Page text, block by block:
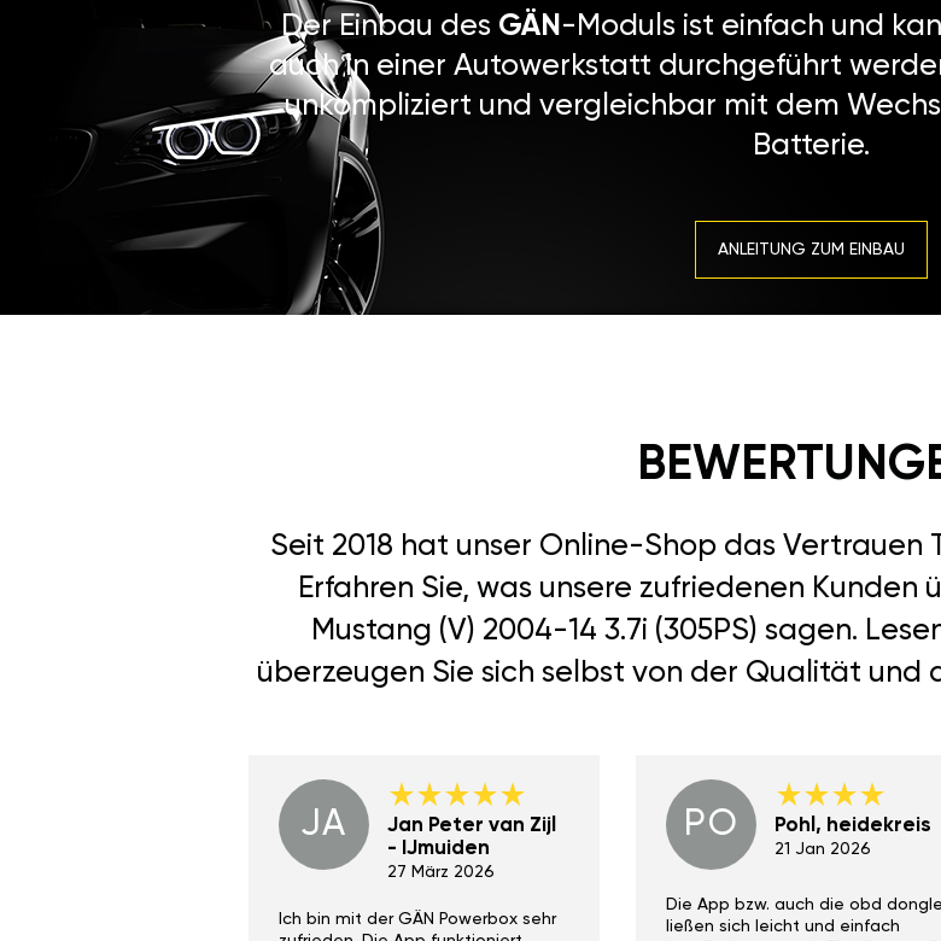
Der Einbau des GÄN-Moduls ist einfach und
auch in einer Autowerkstatt durchgeführt
unkompliziert und vergleichbar mit dem
Batterie.
ANLEITUNG ZUM EINBAU
Seit 2018 hat unser Online-Shop das Vertrauen
Erfahren Sie, was unsere zufriedenen Kunden
Mustang (V) 2004-14 3.7i (305PS) sagen.
überzeugen Sie sich selbst von der Qualität und
JA
Jan Peter van Zijl
- IJmuiden
27 März 2026
Ich bin mit der GÄN Powerbox sehr
PO Pohl, heidekreis
21 Jan 2026
Die App bzw. auch die obd dongle
ließen sich leicht und einfach